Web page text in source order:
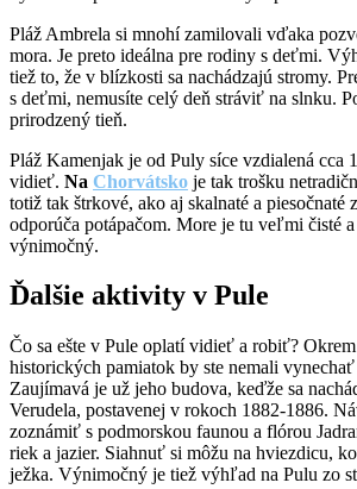
Pláž Ambrela si mnohí zamilovali vďaka
mora. Je preto ideálna pre rodiny s deťmi.
tiež to, že v blízkosti sa nachádzajú stromy.
s deťmi, nemusíte celý deň stráviť na slnku.
prirodzený tieň.
Pláž Kamenjak je od Puly síce vzdialená cca
vidieť. Na Chorvátsko je tak trošku
totiž tak štrkové, ako aj skalnaté a piesočnaté
odporúča potápačom. More je tu veľmi čisté
výnimočný.
Ďalšie aktivity v Pule
Čo sa ešte v Pule oplatí vidieť a robiť?
historických pamiatok by ste nemali
Zaujímavá je už jeho budova, keďže sa
Verudela, postavenej v rokoch 1882-1886.
zoznámiť s podmorskou faunou a flórou
riek a jazier. Siahnuť si môžu na hviezdicu,
ježka. Výnimočný je tiež výhľad na Pulu zo